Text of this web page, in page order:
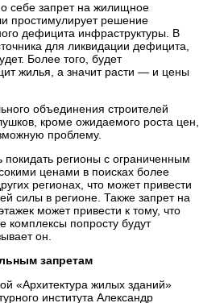
себе запрет на жилищное
простимулирует решение
дефицита инфраструктуры. В
для ликвидации дефицита,
Более того, будет
жилья, а значит расти — и цены
объединения строителей
кроме ожидаемого роста цен,
проблему.
регионы с ограниченным
ценами в поисках более
регионах, что может привести
силы в регионе. Также запрет на
может привести к тому, что
попросту будут
он.
запретам
«Архитектура жилых зданий»
института Александр